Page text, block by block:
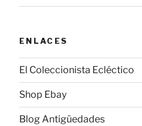
ENLACES
El Coleccionista Ecléctico
Shop Ebay
Blog Antigüedades